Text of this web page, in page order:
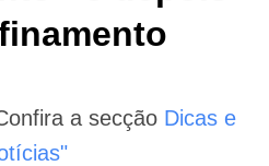
a secção Dicas e